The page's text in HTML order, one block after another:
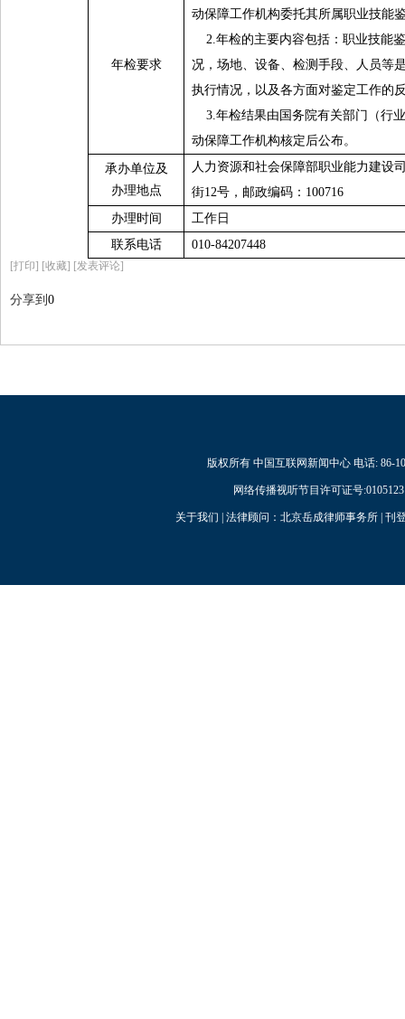
年检要求
动保障工作机构委托其所属职业技能
2.年检的主要内容包括：职业技能
况，场地、设备、检测手段、人员等
执行情况，以及各方面对鉴定工作的
3.年检结果由国务院有关部门（行
动保障工作机构核定后公布。
承办单位及
办理地点
人力资源和社会保障部职业能力建设
街12号，邮政编码： 100716
办理时间
工作日
联系电话
010-84207448
[打印] [收藏] [发表评论]
分享到 0